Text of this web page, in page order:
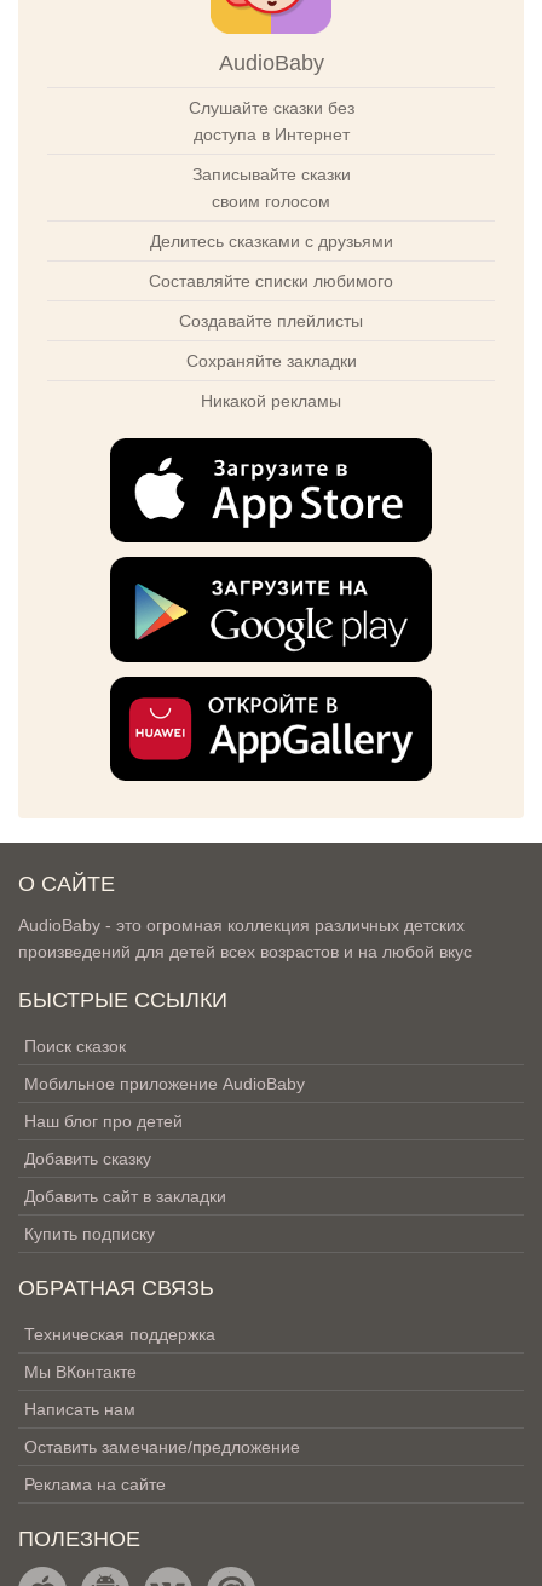
AudioBaby
Слушайте сказки без
доступа в Интернет
Записывайте сказки
своим голосом
Делитесь сказками с друзьями
Составляйте списки любимого
Создавайте плейлисты
Сохраняйте закладки
Никакой рекламы
О САЙТЕ
AudioBaby - это огромная коллекция различных детских
произведений для детей всех возрастов и на любой вкус
БЫСТРЫЕ ССЫЛКИ
Поиск сказок
Мобильное приложение AudioBaby
Наш блог про детей
Добавить сказку
Добавить сайт в закладки
Купить подписку
ОБРАТНАЯ СВЯЗЬ
Техническая поддержка
Мы ВКонтакте
Написать нам
Оставить замечание/предложение
Реклама на сайте
ПОЛЕЗНОЕ